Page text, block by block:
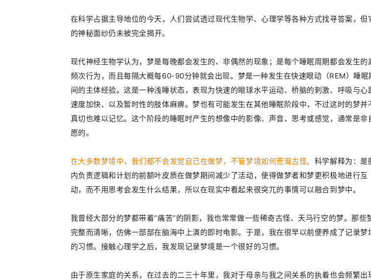
在科学占据主导地位的今天，人们尝试透过现代生物学、心理学等各种方式找寻答案，但
的神秘面纱仍未被完全揭开。
现代神经生物学认为， 梦是每晚都会发生的、非偶然的现象；是每个睡眠周期都会发生的
频次行为，而且每隔大概每60-90分钟就会出现。 梦是一种发生在快速眼动（REM）睡眠
间的主体经验。这是一种浅睡状态，表现为快速的眼球水平运动、桥脑的刺激、呼吸与心
速度加快、以及暂时性的肢体麻痹。梦也有可能发生在其他睡眠阶段中，不过这时的梦并
真切也难以记忆。这个阶段的睡眠时产生的想像中的影像、声音、思考或感觉，通常是非
愿的。
在大多数梦境中，我们都不会发觉自己在做梦，不管梦境如何荒诞古怪。 科学解释为：是
内负责逻辑和计划的前额叶皮质在做梦期间减少了活动，使得做梦者和梦更积极地进行互
动，而不用思考会发生什么结果，所以在现实中看起来很突兀的事情可以融合到梦中。
我曾经大部分的梦都带着“痛苦”的阴影，我也常常做一些稀奇古怪、天马行空的梦。那些
完整而清晰，仿佛一部部在脑海中上演的即时电影。于是，我在很早以前便养成了记录梦
的习惯。 接触心理学之后，我发现记录梦境是一个很好的习惯。
由于原生家庭的关系，在过去的二三十年里，我对于母亲与我之间关系的执着也会频繁出